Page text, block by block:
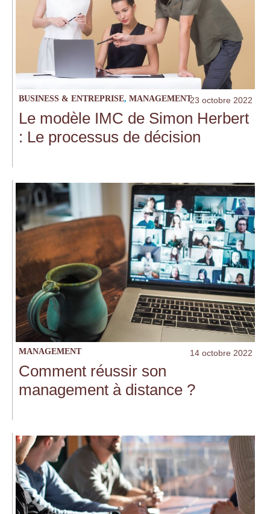
BUSINESS & ENTREPRISE, MANAGEMENT23 octobre 2022
Le modèle IMC de Simon Herbert
: Le processus de décision
MANAGEMENT 14 octobre 2022
Comment réussir son
management à distance ?